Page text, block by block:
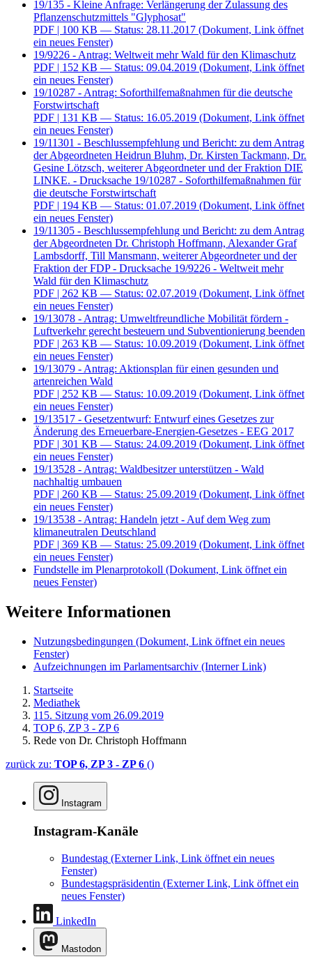
19/135 - Kleine Anfrage: Verlängerung der Zulassung des
Pflanzenschutzmittels "Glyphosat"
PDF | 100 KB — Status: 28.11.2017 (Dokument, Link öffnet
ein neues Fenster)
19/9226 - Antrag: Weltweit mehr Wald für den Klimaschutz
PDF | 152 KB — Status: 09.04.2019 (Dokument, Link öffnet
ein neues Fenster)
19/10287 - Antrag: Soforthilfemaßnahmen für die deutsche
Forstwirtschaft
PDF | 131 KB — Status: 16.05.2019 (Dokument, Link öffnet
ein neues Fenster)
19/11301 - Beschlussempfehlung und Bericht: zu dem Antrag
der Abgeordneten Heidrun Bluhm, Dr. Kirsten Tackmann, Dr.
Gesine Lötzsch, weiterer Abgeordneter und der Fraktion DIE
LINKE. - Drucksache 19/10287 - Soforthilfemaßnahmen für
die deutsche Forstwirtschaft
PDF | 194 KB — Status: 01.07.2019 (Dokument, Link öffnet
ein neues Fenster)
19/11305 - Beschlussempfehlung und Bericht: zu dem Antrag
der Abgeordneten Dr. Christoph Hoffmann, Alexander Graf
Lambsdorff, Till Mansmann, weiterer Abgeordneter und der
Fraktion der FDP - Drucksache 19/9226 - Weltweit mehr
Wald für den Klimaschutz
PDF | 262 KB — Status: 02.07.2019 (Dokument, Link öffnet
ein neues Fenster)
19/13078 - Antrag: Umweltfreundliche Mobilität fördern -
Luftverkehr gerecht besteuern und Subventionierung beenden
PDF | 263 KB — Status: 10.09.2019 (Dokument, Link öffnet
ein neues Fenster)
19/13079 - Antrag: Aktionsplan für einen gesunden und
artenreichen Wald
PDF | 252 KB — Status: 10.09.2019 (Dokument, Link öffnet
ein neues Fenster)
19/13517 - Gesetzentwurf: Entwurf eines Gesetzes zur
Änderung des Erneuerbare-Energien-Gesetzes - EEG 2017
PDF | 301 KB — Status: 24.09.2019 (Dokument, Link öffnet
ein neues Fenster)
19/13528 - Antrag: Waldbesitzer unterstützen - Wald
nachhaltig umbauen
PDF | 260 KB — Status: 25.09.2019 (Dokument, Link öffnet
ein neues Fenster)
19/13538 - Antrag: Handeln jetzt - Auf dem Weg zum
klimaneutralen Deutschland
PDF | 369 KB — Status: 25.09.2019 (Dokument, Link öffnet
ein neues Fenster)
Fundstelle im Plenarprotokoll (Dokument, Link öffnet ein
neues Fenster)
Weitere Informationen
Nutzungsbedingungen (Dokument, Link öffnet ein neues
Fenster)
Aufzeichnungen im Parlamentsarchiv (Interner Link)
Startseite
Mediathek
115. Sitzung vom 26.09.2019
TOP 6, ZP 3 - ZP 6
Rede von Dr. Christoph Hoffmann
zurück zu: TOP 6, ZP 3 - ZP 6 ()
Instagram
Instagram-Kanäle
Bundestag (Externer Link, Link öffnet ein neues
Fenster)
Bundestagspräsidentin (Externer Link, Link öffnet ein
neues Fenster)
LinkedIn
Mastodon